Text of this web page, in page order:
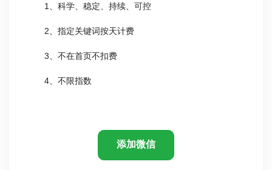
1、科学、稳定、持续、可控
2、指定关键词按天计费
3、不在首页不扣费
4、不限指数
添加微信